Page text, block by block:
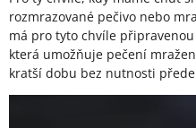
rozmrazované pečivo nebo
má pro tyto chvíle
která umožňuje pečení
kratší dobu bez nutnosti